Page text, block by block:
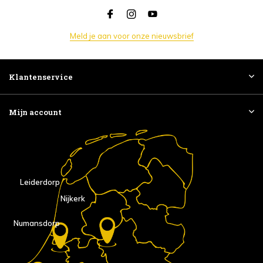
Meld je aan voor onze nieuwsbrief
Klantenservice
Mijn account
Nijkerk
Numansdorp
Leiderdorp